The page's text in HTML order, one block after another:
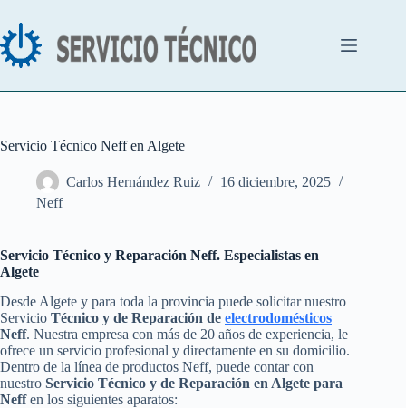
contenido
Servicio Técnico Neff en Algete
Carlos Hernández Ruiz
16 diciembre, 2025
Neff
Servicio Técnico y Reparación Neff. Especialistas en
Algete
Desde Algete y para toda la provincia puede solicitar nuestro
Servicio Técnico y de Reparación de electrodomésticos
Neff. Nuestra empresa con más de 20 años de experiencia, le
ofrece un servicio profesional y directamente en su domicilio.
Dentro de la línea de productos Neff, puede contar con
nuestro Servicio Técnico y de Reparación en Algete para
Neffen los siguientes aparatos: